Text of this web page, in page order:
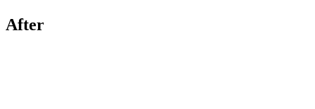
After